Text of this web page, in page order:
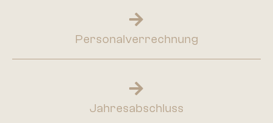
Personalverrechnung
Jahresabschluss